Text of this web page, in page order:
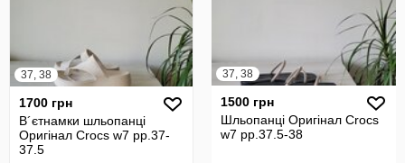
37, 38
1700 грн
В´єтнамки шльопанці
Оригінал Crocs w7 рр.37-
37.5
37, 38
1500 грн
Шльопанці Оригінал Crocs
w7 рр.37.5-38